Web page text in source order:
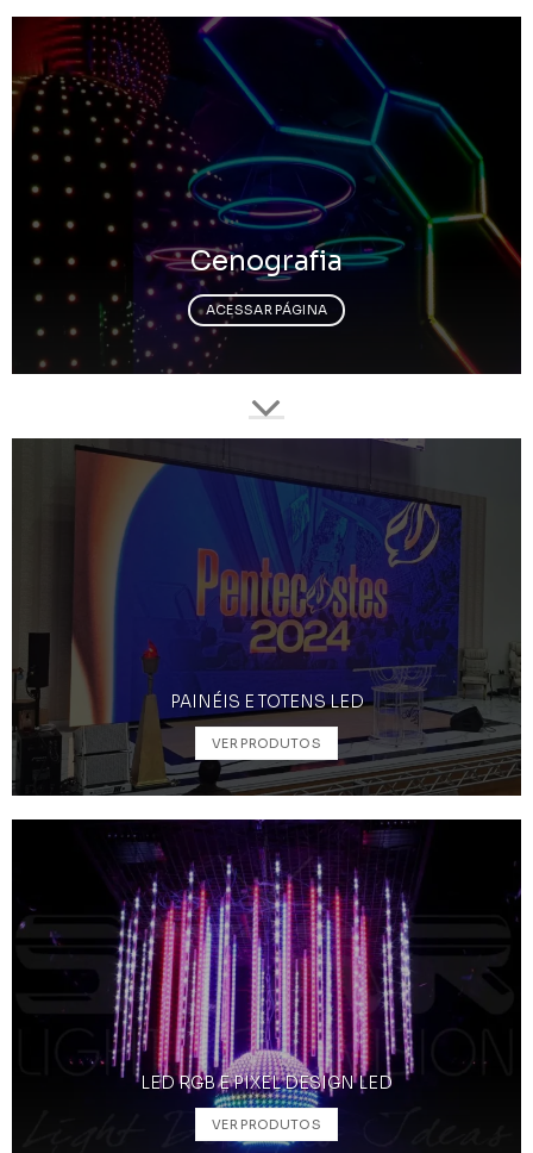
Cenografia
ACESSAR PÁGINA
PAINÉIS E TOTENS LED
VER PRODUTOS
LED RGB E PIXEL DESIGN LED
VER PRODUTOS